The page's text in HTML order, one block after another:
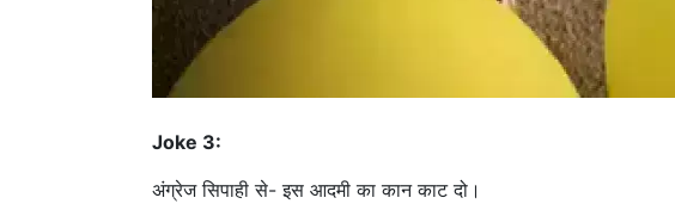
Joke 3:
अंग्रेज सिपाही से- इस आदमी का कान काट दो।